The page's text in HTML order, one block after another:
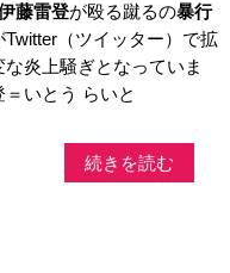
藤雷登が殴る蹴るの暴行
Twitter（ツイッター）で拡
炎上騒ぎとなっていま
いとう らいと
続きを読む